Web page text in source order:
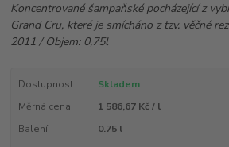
Koncentrované šampaňské pocházející z
Grand Cru, které je smícháno z tzv. věčné
2011 / Objem: 0,75l
Dostupnost
Skladem
Měrná cena
1 586,67 Kč / l
Balení
0.75 l